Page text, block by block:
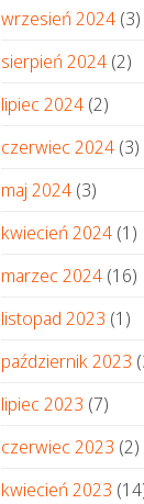
wrzesień 2024 (3)
sierpień 2024 (2)
lipiec 2024 (2)
czerwiec 2024 (3)
maj 2024 (3)
kwiecień 2024 (1)
marzec 2024 (16)
listopad 2023 (1)
październik 2023
lipiec 2023 (7)
czerwiec 2023 (2)
kwiecień 2023